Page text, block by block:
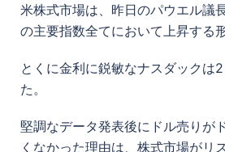
米株式市場は、昨日のパウエル議
の主要指数全てにおいて上昇する
とくに金利に鋭敏なナスダックは
た。
堅調なデータ発表後にドル売りが
くなかった理由は、株式市場がリ